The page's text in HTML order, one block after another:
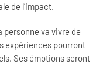
de l’impact.
personne va vivre de
expériences pourront
Ses émotions seront